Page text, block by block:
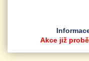
Akce již